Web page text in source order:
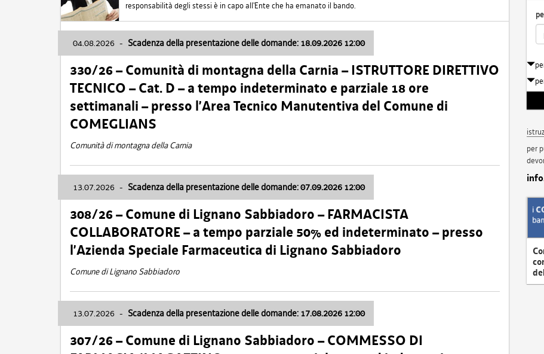
responsabilità degli stessi è in capo all'Ente che ha emanato il bando.
04.08.2026 - Scadenza della presentazione delle domande: 18.09.2026 12:00
330/26 – Comunità di montagna della Carnia – ISTRUTTORE DIRETTIVO
TECNICO – Cat. D – a tempo indeterminato e parziale 18 ore
settimanali – presso l’Area Tecnico Manutentiva del Comune di
COMEGLIANS
Comunità di montagna della Carnia
13.07.2026 - Scadenza della presentazione delle domande: 07.09.2026 12:00
308/26 – Comune di Lignano Sabbiadoro – FARMACISTA
COLLABORATORE – a tempo parziale 50% ed indeterminato – presso
l’Azienda Speciale Farmaceutica di Lignano Sabbiadoro
Comune di Lignano Sabbiadoro
13.07.2026 - Scadenza della presentazione delle domande: 17.08.2026 12:00
307/26 – Comune di Lignano Sabbiadoro – COMMESSO DI
per